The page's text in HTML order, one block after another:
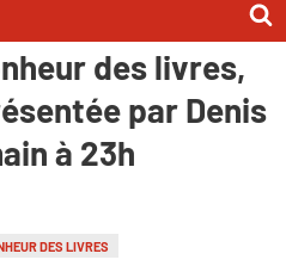
Lola Lafon,
des livres,
par Denis
à 23h
DES LIVRES